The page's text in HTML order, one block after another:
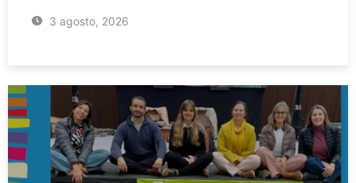
3 agosto, 2026